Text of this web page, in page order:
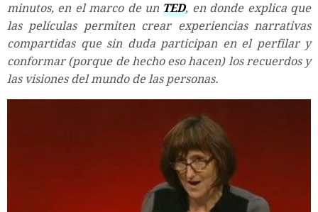
minutos, en el marco de unTED, en donde explica que
las películas permiten crear experiencias narrativas
compartidas que sin duda participan en el perfilar y
conformar (porque de hecho eso hacen) los recuerdos y
las visiones del mundo de las personas.